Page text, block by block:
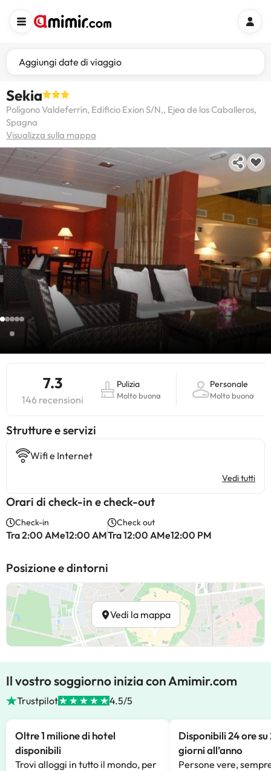
Aggiungi date di viaggio
Sekia
Polígono Valdeferrín, Edificio Exion S/N,, Ejea de los Caballeros,
Spagna
Visualizza sulla mappa
7.3
146 recensioni
Pulizia
Molto buona
Personale
Molto buona
​Strutture e servizi
Wifi e Internet
Vedi tutti
Orari di check-in e check-out
Check-in
Tra 2:00 AMe12:00 AM
Check out
Tra 12:00 AMe12:00 PM
Posizione e dintorni
Vedi la mappa
Il vostro soggiorno inizia con Amimir.com
Trustpilot 4.5/5
Oltre 1 milione di hotel
disponibili
Trovi alloggi in tutto il mondo, per
Disponibili 24 ore su
giorni all’anno
Persone vere,